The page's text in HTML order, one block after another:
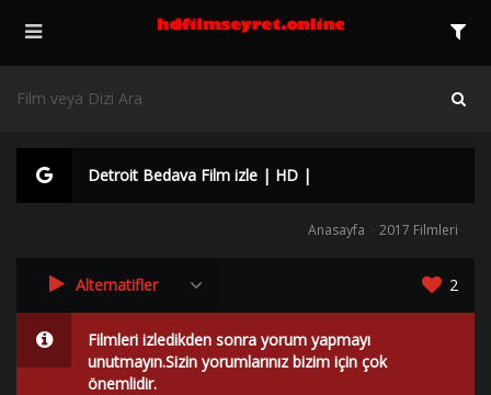
Detroit Bedava Film izle | HD |
Anasayfa 2017 Filmleri
Alternatifler 2
Filmleri izledikden sonra yorum yapmayı
unutmayın.Sizin yorumlarınız bizim için çok
önemlidir.